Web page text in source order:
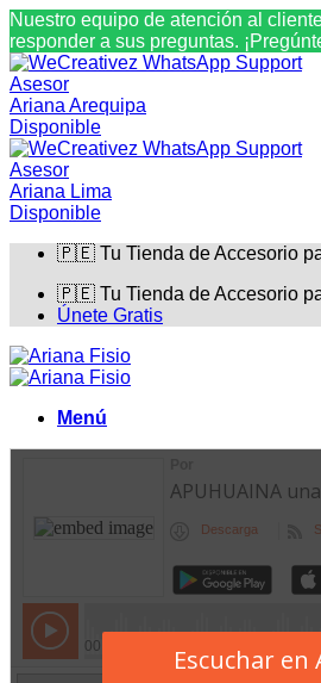
Nuestro equipo de atención al
responder a sus preguntas.
Asesor
Ariana Arequipa
Disponible
Asesor
Ariana Lima
Disponible
🇵🇪 Tu Tienda de Accesorio
🇵🇪 Tu Tienda de Accesorio
Únete Gratis
Menú
Accesorios de relajación
Insumos – Consumibles
Pack para Negocios
Blog
PodCast